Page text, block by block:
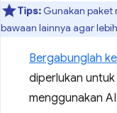
Tips: Gunakan paket
bawaan lainnya agar
Bergabunglah ke
diperlukan
menggunakan